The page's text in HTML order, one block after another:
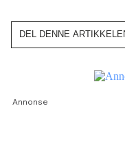
DEL DENNE
Annonse